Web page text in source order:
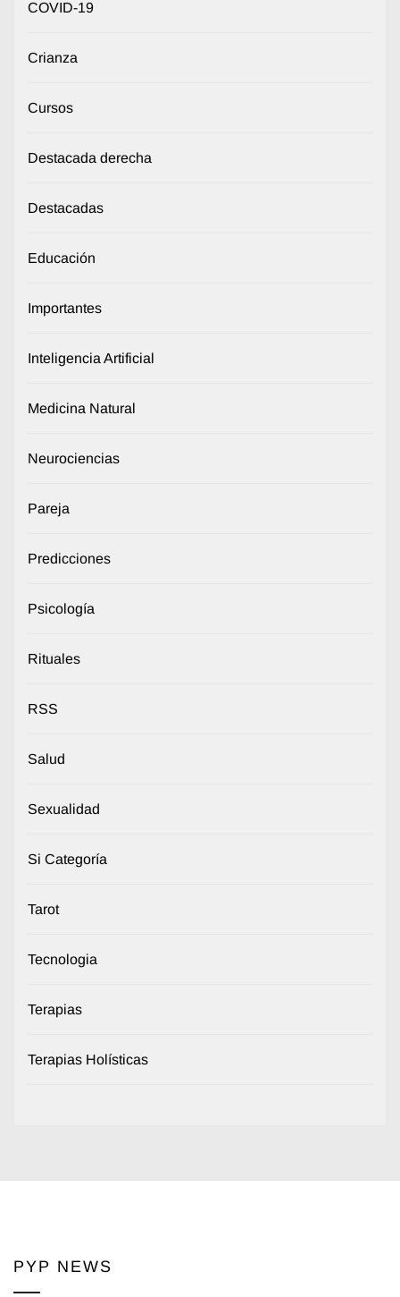
COVID-19
Crianza
Cursos
Destacada derecha
Destacadas
Educación
Importantes
Inteligencia Artificial
Medicina Natural
Neurociencias
Pareja
Predicciones
Psicología
Rituales
RSS
Salud
Sexualidad
Si Categoría
Tarot
Tecnologia
Terapias
Terapias Holísticas
PYP NEWS